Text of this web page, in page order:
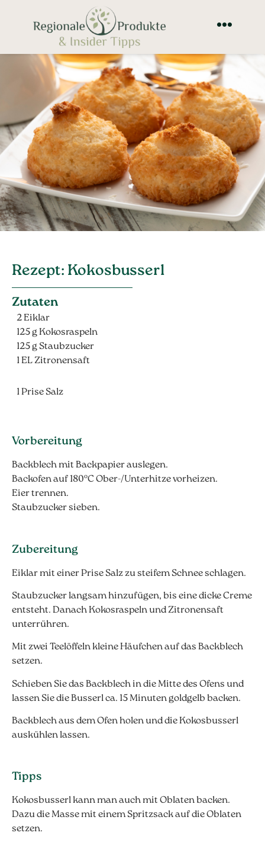
Rezept: Kokosbusserl
Zutaten
2 Eiklar
125 g Kokosraspeln
125 g Staubzucker
1 EL Zitronensaft
1 Prise Salz
Vorbereitung
Backblech mit Backpapier auslegen.
Backofen auf 180°C Ober-/Unterhitze vorheizen.
Eier trennen.
Staubzucker sieben.
Zubereitung
Eiklar mit einer Prise Salz zu steifem Schnee schlagen.
Staubzucker langsam hinzufügen, bis eine dicke Creme
entsteht. Danach Kokosraspeln und Zitronensaft
unterrühren.
Mit zwei Teelöffeln kleine Häufchen auf das Backblech
setzen.
Schieben Sie das Backblech in die Mitte des Ofens und
lassen Sie die Busserl ca. 15 Minuten goldgelb backen.
Backblech aus dem Ofen holen und die Kokosbusserl
auskühlen lassen.
Tipps
Kokosbusserl kann man auch mit Oblaten backen.
Dazu die Masse mit einem Spritzsack auf die Oblaten
setzen.